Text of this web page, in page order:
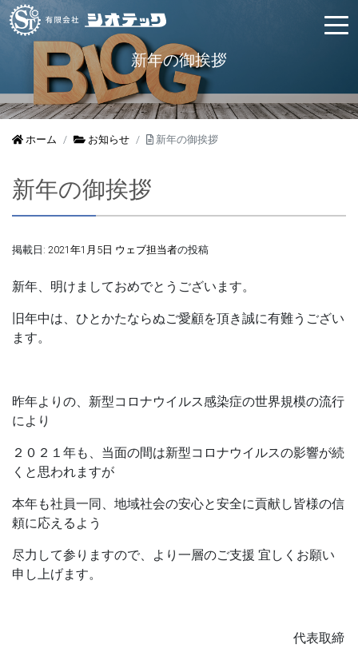
新年の御挨拶
ホーム お知らせ 新年の御挨拶
新年の御挨拶
掲載日: 2021年1月5日 ウェブ担当者の投稿
新年、明けましておめでとうございます。
旧年中は、ひとかたならぬご愛顧を頂き誠に有難うござい
ます。
昨年よりの、新型コロナウイルス感染症の世界規模の流行
により
２０２１年も、当面の間は新型コロナウイルスの影響が続
くと思われますが
本年も社員一同、地域社会の安心と安全に貢献し皆様の信
頼に応えるよう
尽力して参りますので、より一層のご支援 宜しくお願い
申し上げます。
代表取締